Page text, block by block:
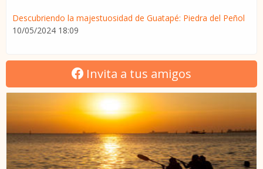
Descubriendo la majestuosidad de Guatapé: Piedra del Peñol
10/05/2024 18:09
Invita a tus amigos